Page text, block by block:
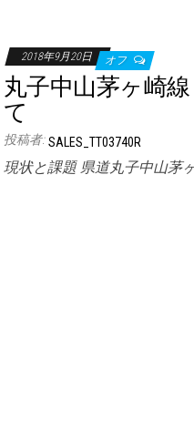
2018年9月20日 オフ
丸子中山茅ヶ崎
て
投稿者: SALES_TT03740R
現状と課題 県道丸子中山茅